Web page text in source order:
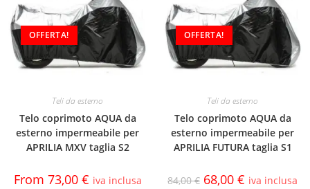
OFFERTA!
Teli da esterno
Telo coprimoto AQUA da
esterno impermeabile per
APRILIA MXV taglia S2
From 73,00 € iva inclusa
OFFERTA!
Teli da esterno
Telo coprimoto AQUA da
esterno impermeabile per
APRILIA FUTURA taglia S1
84,00€ 68,00 € iva inclusa